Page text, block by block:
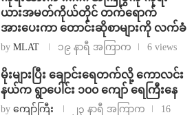
ယားအမတ်ကိုယ်တိုင် တက်ရောက်
အားပေးကာ တောင်းဆိုစာများကို လက်ခံ
by MLAT ၁၉ နာရီ အကြာက 6 views
⁨မိုးများပြီး ချောင်းရေတက်လို့ ကောလင်း
နယ်က ရွာပေါင်း ၁၀၀ ကျော် ရေကြီးနေ
by ကျော်ကြီး ၂၃ နာရီ အကြာက
16